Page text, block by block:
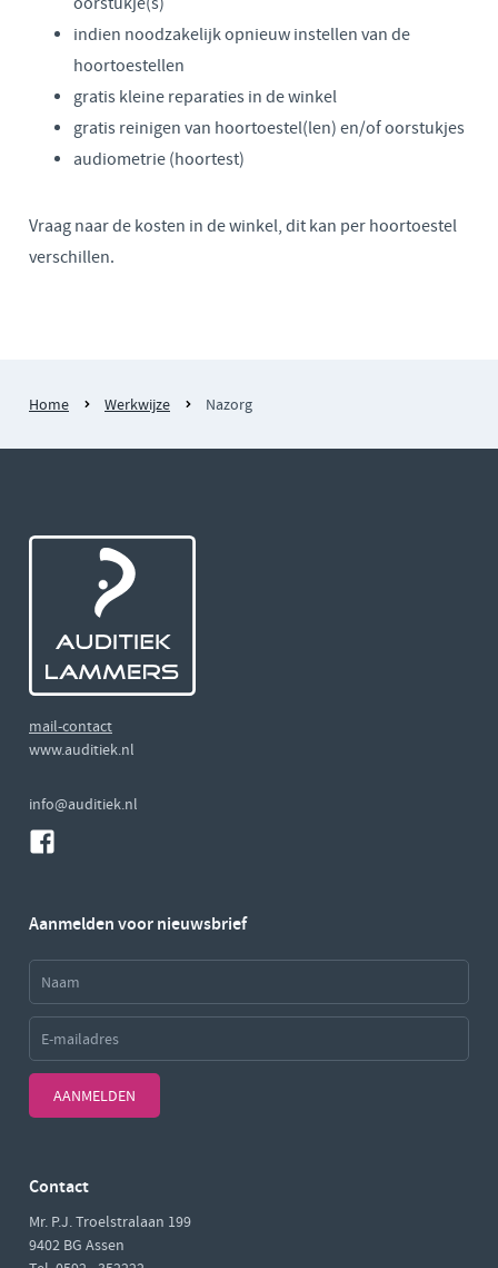
indien noodzakelijk opnieuw instellen van de
hoortoestellen
gratis kleine reparaties in de winkel
gratis reinigen van hoortoestel(len) en/of oorstukjes
audiometrie (hoortest)
Vraag naar de kosten in de winkel, dit kan per hoortoestel
verschillen.
Home Werkwijze Nazorg
mail-contact
www.auditiek.nl
info@auditiek.nl
Aanmelden voor nieuwsbrief
AANMELDEN
Contact
Mr. P.J. Troelstralaan 199
9402 BG Assen